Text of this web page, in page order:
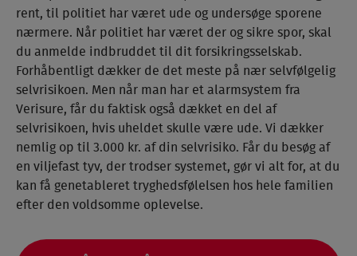
rent, til politiet har været ude og undersøge sporene
nærmere. Når politiet har været der og sikre spor, skal
du anmelde indbruddet til dit forsikringsselskab.
Forhåbentligt dækker de det meste på nær selvfølgelig
selvrisikoen. Men når man har et alarmsystem fra
Verisure, får du faktisk også dækket en del af
selvrisikoen, hvis uheldet skulle være ude. Vi dækker
nemlig op til 3.000 kr. af din selvrisiko. Får du besøg af
en viljefast tyv, der trodser systemet, gør vi alt for, at du
kan få genetableret tryghedsfølelsen hos hele familien
efter den voldsomme oplevelse.